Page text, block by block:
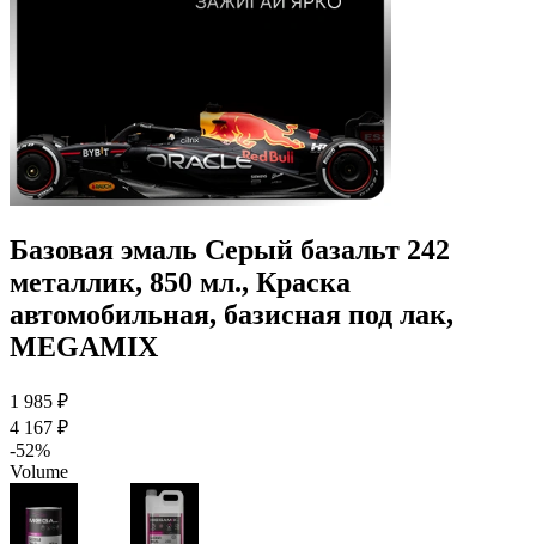
Базовая эмаль Серый базальт 242
металлик, 850 мл., Краска
автомобильная, базисная под лак,
MEGAMIX
1 985 ₽
4 167 ₽
-52%
Volume